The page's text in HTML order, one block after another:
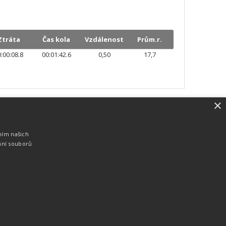
Čas kola Vzdálenost
Prům.r.
00:01:42.6 0,50 17,7
zakázku. Lze online publikovat výsledky
×
našich
souborů